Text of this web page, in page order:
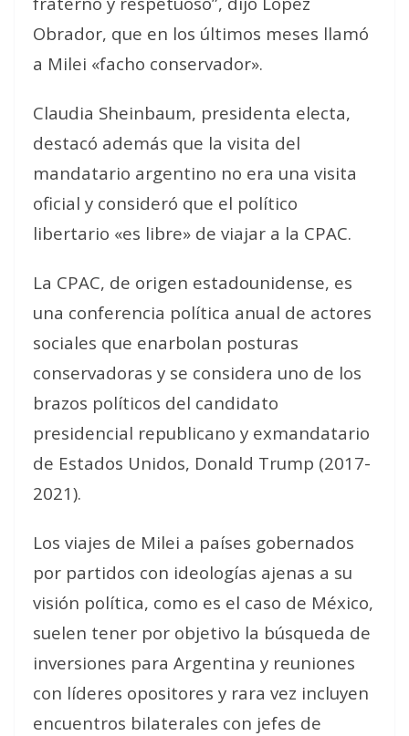
Obrador, que en los últimos meses llamó
a Milei «facho conservador».
Claudia Sheinbaum, presidenta electa,
destacó además que la visita del
mandatario argentino no era una visita
oficial y consideró que el político
libertario «es libre» de viajar a la CPAC.
La CPAC, de origen estadounidense, es
una conferencia política anual de actores
sociales que enarbolan posturas
conservadoras y se considera uno de los
brazos políticos del candidato
presidencial republicano y exmandatario
de Estados Unidos, Donald Trump (2017-
2021).
Los viajes de Milei a países gobernados
por partidos con ideologías ajenas a su
visión política, como es el caso de México,
suelen tener por objetivo la búsqueda de
inversiones para Argentina y reuniones
con líderes opositores y rara vez incluyen
encuentros bilaterales con jefes de